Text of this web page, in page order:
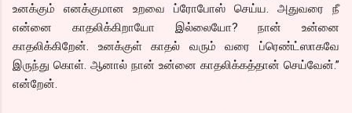
உனக்கும் எனக்குமான உறவை ப்ரோபோஸ் செய்ய. அதுவரை நீ
என்னை காதலிக்கிறாயோ இல்லையோ? நான் உன்னை
காதலிக்கிறேன். உனக்குள் காதல் வரும் வரை ப்ரெண்ட்ஸாகவே
இருந்து கொள். ஆனால் நான் உன்னை காதலிக்கத்தான் செய்வேன்.”
என்றேன்.